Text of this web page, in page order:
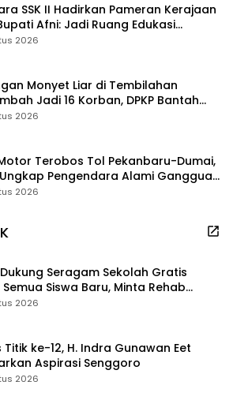
SSK II Hadirkan Pameran Kerajaan
Afni: Jadi Ruang Edukasi
Riau
2026
Monyet Liar di Tembilahan
Jadi 16 Korban, DPKP Bantah
Gerombolan Viral
2026
Terobos Tol Pekanbaru-Dumai,
Pengendara Alami Gangguan
2026
Dukung Seragam Sekolah Gratis
Siswa Baru, Minta Rehab
Jangan Dikurangi
2026
Titik ke-12, H. Indra Gunawan Eet
Aspirasi Senggoro
2026